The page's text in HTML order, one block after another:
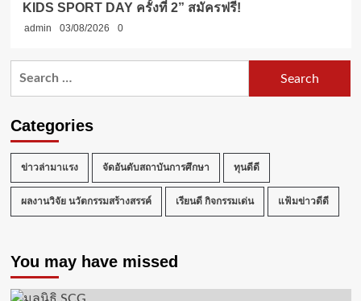
KIDS SPORT DAY ครั้งที่ 2” สมัครฟรี!
admin 03/08/2026 0
Categories
ข่าวล่ามาแรง จัดอันดับสถาบันการศึกษา ทุนดีดี
ผลงานวิจัย นวัตกรรมสร้างสรรค์ เรียนดี กิจกรรมเด่น แฟ้มข่าวดีดี
You may have missed